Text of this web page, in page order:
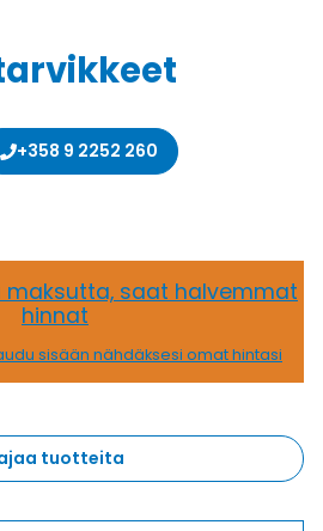
+358 9 2252 260
maksutta, saat halvemmat
hinnat
sisään nähdäksesi omat hintasi
tuotteita